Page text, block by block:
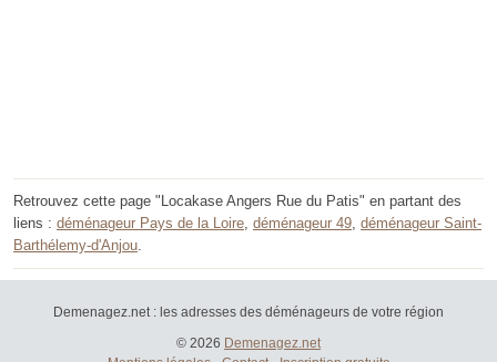
Retrouvez cette page "Locakase Angers Rue du Patis" en partant des
liens : déménageur Pays de la Loire, déménageur 49, déménageur Saint-
Barthélemy-d'Anjou.
Demenagez.net : les adresses des déménageurs de votre région
© 2026 Demenagez.net